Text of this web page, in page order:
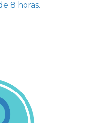
8 horas.